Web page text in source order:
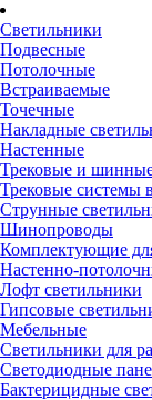
Светильники
Подвесные
Потолочные
Встраиваемые
Точечные
Накладные
Настенные
Трековые и
Трековые системы
Струнные
Шинопроводы
Комплектующие
Настенно-
Лофт светильники
Гипсовые
Мебельные
Светильники для
Светодиодные
Бактерицидные